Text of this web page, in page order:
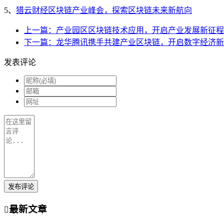
5、 猎云财经区块链产业峰会，探索区块链未来新航向
上一篇：产业园区区块链技术应用，开启产业发展新征程
下一篇：龙华腾讯携手共建产业区块链，开启数字经济
发表评论
发布评论
最新文章